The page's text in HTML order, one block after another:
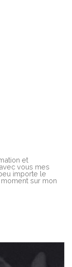
et
vous mes
importe le
sur mon